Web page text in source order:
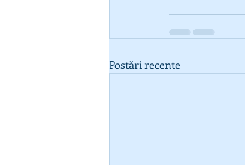
Postări recente